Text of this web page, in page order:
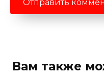
Вам также